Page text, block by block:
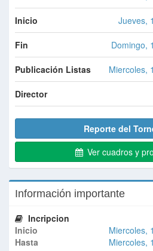
Inicio Jueves,
Fin Domingo,
Publicación Listas Miercoles,
Director
Reporte del
Ver cuadros y
Información importante
Incripcion
Inicio
Miercoles,
Hasta
Miercoles,